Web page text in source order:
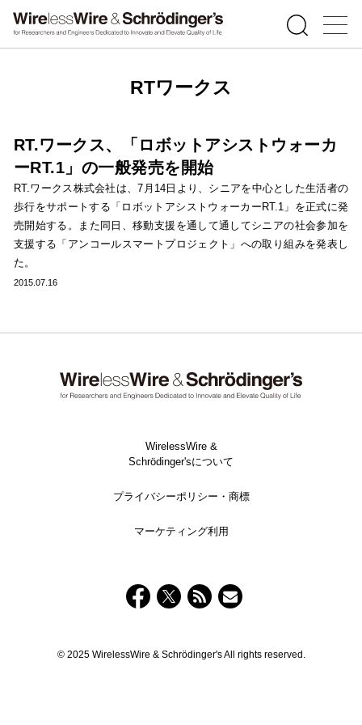
RTワークス
RT.ワークス、「ロボットアシストウォーカ
ーRT.1」の一般発売を開始
RT.ワークス株式会社は、7月14日より、シニアを中心とした生活者の
歩行をサポートする「ロボットアシストウォーカーRT.1」を正式に発
売開始する。また同日、移動支援を通して通してシニアの社会参加を
支援する「アンコールスマートプロジェクト」への取り組みを発表し
た。
2015.07.16
WirelessWire &
Schrödinger'sについて
プライバシーポリシー・商標
マーケティング利用
© 2025 WirelessWire & Schrödinger's All rights reserved.